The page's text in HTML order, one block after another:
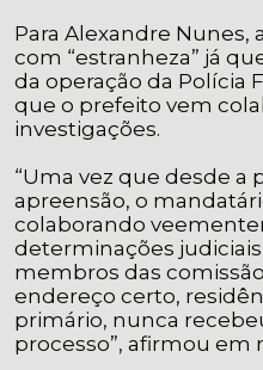
Para Alexandre Nunes,
com “estranheza” já
da operação da Polícia
que o prefeito vem
investigações.
“Uma vez que desde a
apreensão, o
colaborando
determinações
membros das
endereço certo,
primário, nunca
processo”, afirmou em